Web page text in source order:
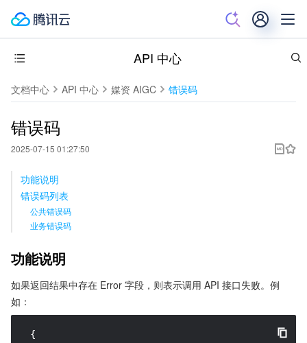
API 中心
文档中心 API 中心 媒资 AIGC 错误码
错误码
2025-07-15 01:27:50
功能说明
错误码列表
公共错误码
业务错误码
功能说明
如果返回结果中存在 Error 字段，则表示调用 API 接口失败。例
如：
{